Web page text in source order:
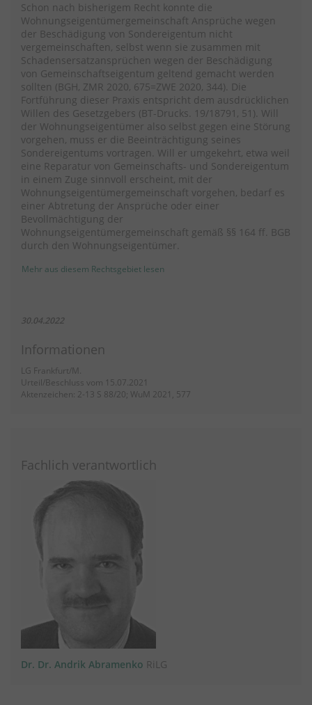
Schon nach bisherigem Recht konnte die
Wohnungseigentümergemeinschaft Ansprüche wegen
der Beschädigung von Sondereigentum nicht
vergemeinschaften, selbst wenn sie zusammen mit
Schadensersatzansprüchen wegen der Beschädigung
von Gemeinschaftseigentum geltend gemacht werden
sollten (BGH, ZMR 2020, 675=ZWE 2020, 344). Die
Fortführung dieser Praxis entspricht dem ausdrücklichen
Willen des Gesetzgebers (BT-Drucks. 19/18791, 51). Will
der Wohnungseigentümer also selbst gegen eine Störung
vorgehen, muss er die Beeinträchtigung seines
Sondereigentums vortragen. Will er umgekehrt, etwa weil
eine Reparatur von Gemeinschafts- und Sondereigentum
in einem Zuge sinnvoll erscheint, mit der
Wohnungseigentümergemeinschaft vorgehen, bedarf es
einer Abtretung der Ansprüche oder einer
Bevollmächtigung der
Wohnungseigentümergemeinschaft gemäß §§ 164 ff. BGB
durch den Wohnungseigentümer.
Mehr aus diesem Rechtsgebiet lesen
30.04.2022
Informationen
LG Frankfurt/M.
Urteil/Beschluss vom 15.07.2021
Aktenzeichen: 2-13 S 88/20; WuM 2021, 577
Fachlich verantwortlich
Dr. Dr. Andrik Abramenko RiLG